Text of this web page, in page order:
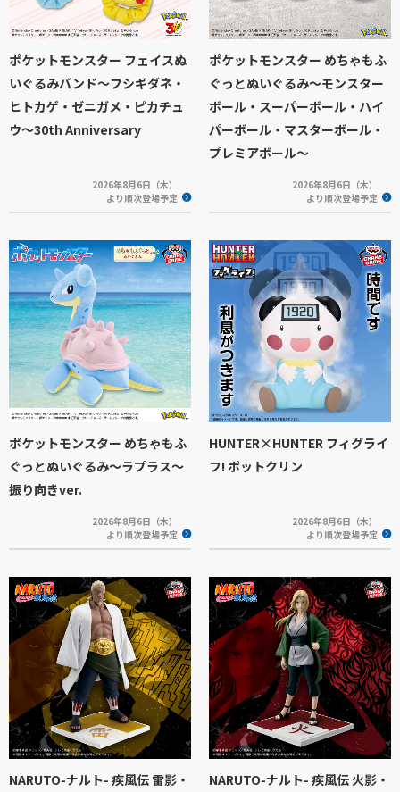
ポケットモンスター フェイスぬ
いぐるみバンド～フシギダネ・
ヒトカゲ・ゼニガメ・ピカチュ
ウ～30th Anniversary
2026年8月6日（木）
より順次登場予定
ポケットモンスター めちゃもふ
ぐっとぬいぐるみ～モンスター
ボール・スーパーボール・ハイ
パーボール・マスターボール・
プレミアボール～
2026年8月6日（木）
より順次登場予定
ポケットモンスター めちゃもふ
ぐっとぬいぐるみ～ラプラス～
振り向きver.
2026年8月6日（木）
より順次登場予定
HUNTER×HUNTER フィグライ
フ! ポットクリン
2026年8月6日（木）
より順次登場予定
NARUTO-ナルト- 疾風伝 雷影・
NARUTO-ナルト- 疾風伝 火影・